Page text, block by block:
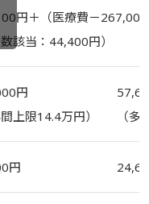
円＋（医療費－
該当： 44,400円）
円
間上限14.4万円）
（
円